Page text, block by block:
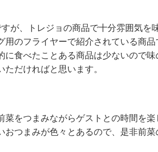
が、トレジョの商品で十分雰囲気を
用のフライヤーで紹介されている商品
食べたことある商品は少ないので味
だければと思います。
をつまみながらゲストとの時間を楽
おつまみが色々とあるので、是非前菜